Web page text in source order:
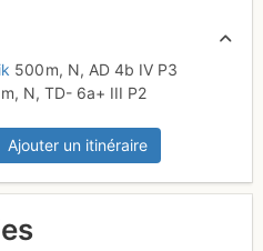
500 m, N, AD 4b IV P3
N, TD- 6a+ III P2
Ajouter un itinéraire